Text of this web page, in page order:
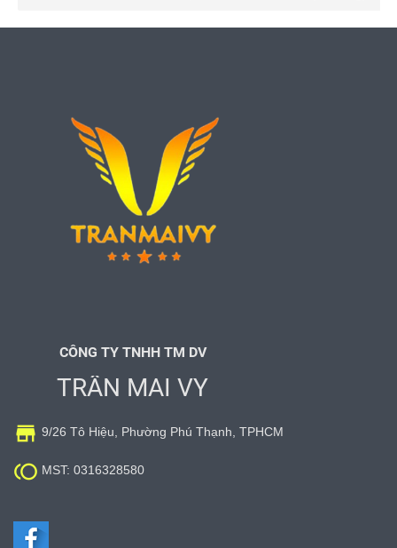
CÔNG TY TNHH TM DV
TRẦN MAI VY
 9/26 Tô Hiệu, Phường Phú Thạnh, TPHCM
 MST: 0316328580